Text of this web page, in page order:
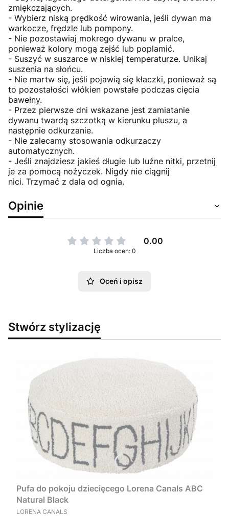
zmiękczających.
- Wybierz niską prędkość wirowania, jeśli dywan ma
warkocze, frędzle lub pompony.
- Nie pozostawiaj mokrego dywanu w pralce,
ponieważ kolory mogą zejść lub poplamić.
- Suszyć w suszarce w niskiej temperaturze. Unikaj
suszenia na słońcu.
- Nie martw się, jeśli pojawią się kłaczki, ponieważ są
to pozostałości włókien powstałe podczas cięcia
bawełny.
- Przez pierwsze dni wskazane jest zamiatanie
dywanu twardą szczotką w kierunku pluszu, a
następnie odkurzanie.
- Nie zalecamy stosowania odkurzaczy
automatycznych.
- Jeśli znajdziesz jakieś długie lub luźne nitki, przetnij
je za pomocą nożyczek. Nigdy nie ciągnij
nici. Trzymać z dala od ognia.
Opinie
0.00
Liczba ocen: 0
Oceń i opisz
Stwórz stylizację
Pufa do pokoju dziecięcego Lorena Canals ABC
Natural Black
PRODUCENT
LORENA CANALS